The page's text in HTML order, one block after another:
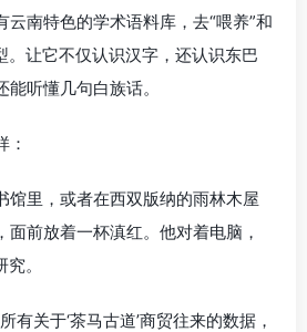
云南特色的学术语料库，去“喂养”和
。让它不仅认识汉字，还认识东巴
听懂几句白族话。
：
馆里，或者在西双版纳的雨林木屋
面前放着一杯滇红。他对着电脑，
。
有关于‘茶马古道’商贸往来的数据，